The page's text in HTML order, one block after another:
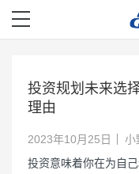
投资规划未来选
理由
2023年10月25日 小
投资意味着你在为自